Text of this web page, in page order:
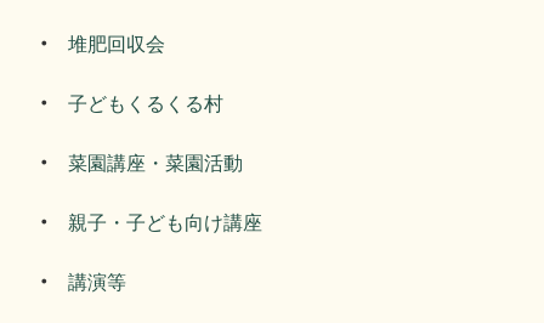
堆肥回収会
子どもくるくる村
菜園講座・菜園活動
親子・子ども向け講座
講演等